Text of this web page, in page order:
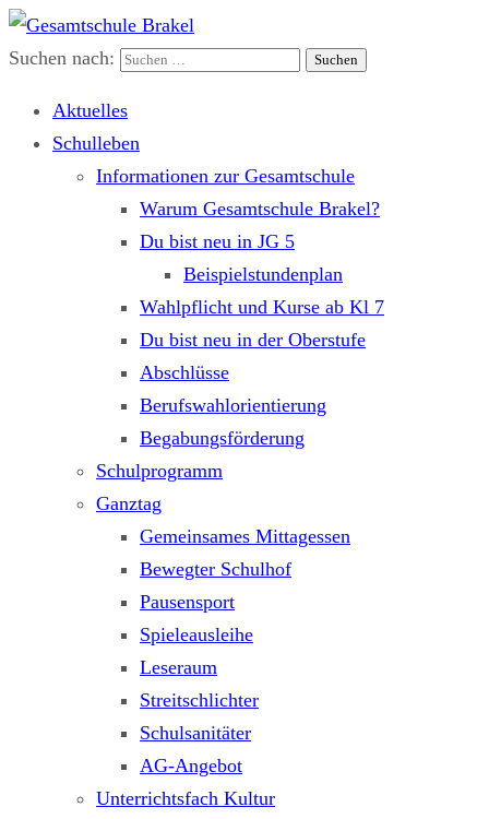
Gesamtschule Brakel
Gemeinsam.Erfolgreich.Bewegt.
Suchen nach:
Aktuelles
Schulleben
Informationen zur Gesamtschule
Warum Gesamtschule Brakel?
Du bist neu in JG 5
Beispielstundenplan
Wahlpflicht und Kurse ab Kl 7
Du bist neu in der Oberstufe
Abschlüsse
Berufswahlorientierung
Begabungsförderung
Schulprogramm
Ganztag
Gemeinsames Mittagessen
Bewegter Schulhof
Pausensport
Spieleausleihe
Leseraum
Streitschlichter
Schulsanitäter
AG-Angebot
Unterrichtsfach Kultur